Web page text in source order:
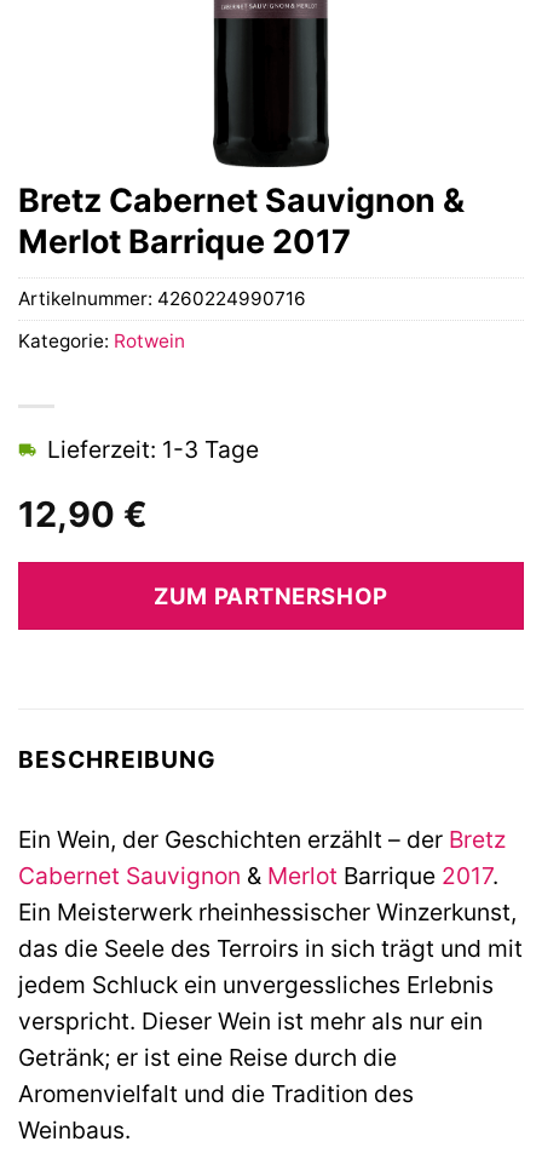
Bretz Cabernet Sauvignon &
Merlot Barrique 2017
12,90 €
Lieferzeit: 1-3 Tage
ZUM PARTNERSHOP
Artikelnummer: 4260224990716
Kategorie: Rotwein
BESCHREIBUNG
Ein Wein, der Geschichten erzählt – der Bretz
Cabernet Sauvignon & Merlot Barrique 2017.
Ein Meisterwerk rheinhessischer Winzerkunst,
das die Seele des Terroirs in sich trägt und mit
jedem Schluck ein unvergessliches Erlebnis
verspricht. Dieser Wein ist mehr als nur ein
Getränk; er ist eine Reise durch die
Aromenvielfalt und die Tradition des
Weinbaus.